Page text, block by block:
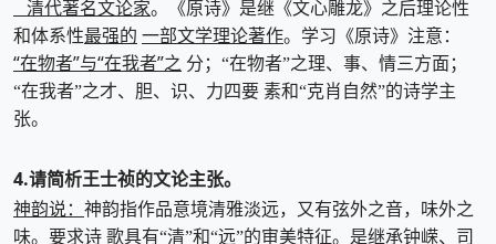
清代著名文论家。《原诗》是继《文心雕龙》之后理论性
和体系性最强的 一部文学理论著作。学习《原诗》注意：
“在物者”与“在我者”之 分；“在物者”之理、事、情三方面；
“在我者”之才、胆、识、力四要 素和“克肖自然”的诗学主
张。
4.请简析王士祯的文论主张。
神韵说：
神韵指作品意境清雅淡远，又有弦外之音，味外之
味。要求诗 歌具有“清”和“远”的审美特征。是继承钟嵘、司